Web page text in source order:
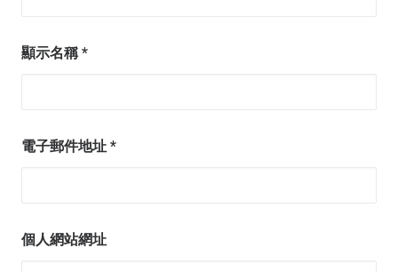
顯示名稱 *
電子郵件地址 *
個人網站網址